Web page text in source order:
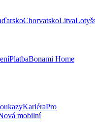
ChorvatskoLitva
PlatbaBonami Home
KariéraPro
mobilní